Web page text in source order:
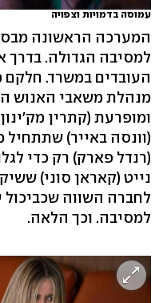
עמוסה בדמויות וצפויה
המערכה הראשונה
למסיבה הגדולה. בדרך
העובדים במשרד. חלקם
מנהלת משאבי האנוש
ומופרעת (קתרין
(וונסה באייר)
(רנדל פארק) רק כדי
נייט (קאראן סוני)
לחברה השווה שכביכול
למסיבה. וכך הלאה.